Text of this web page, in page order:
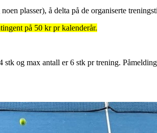
plasser), å delta på de organiserte
på 50 kr pr kalenderår.
og max antall er 6 stk pr trening.